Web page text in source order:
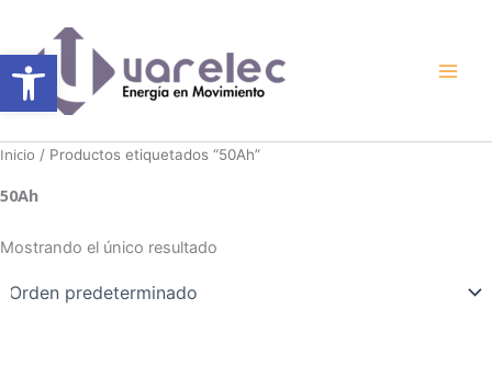
Abrir barra de herramientas
contenido
Inicio / Productos etiquetados “50Ah”
50Ah
Mostrando el único resultado